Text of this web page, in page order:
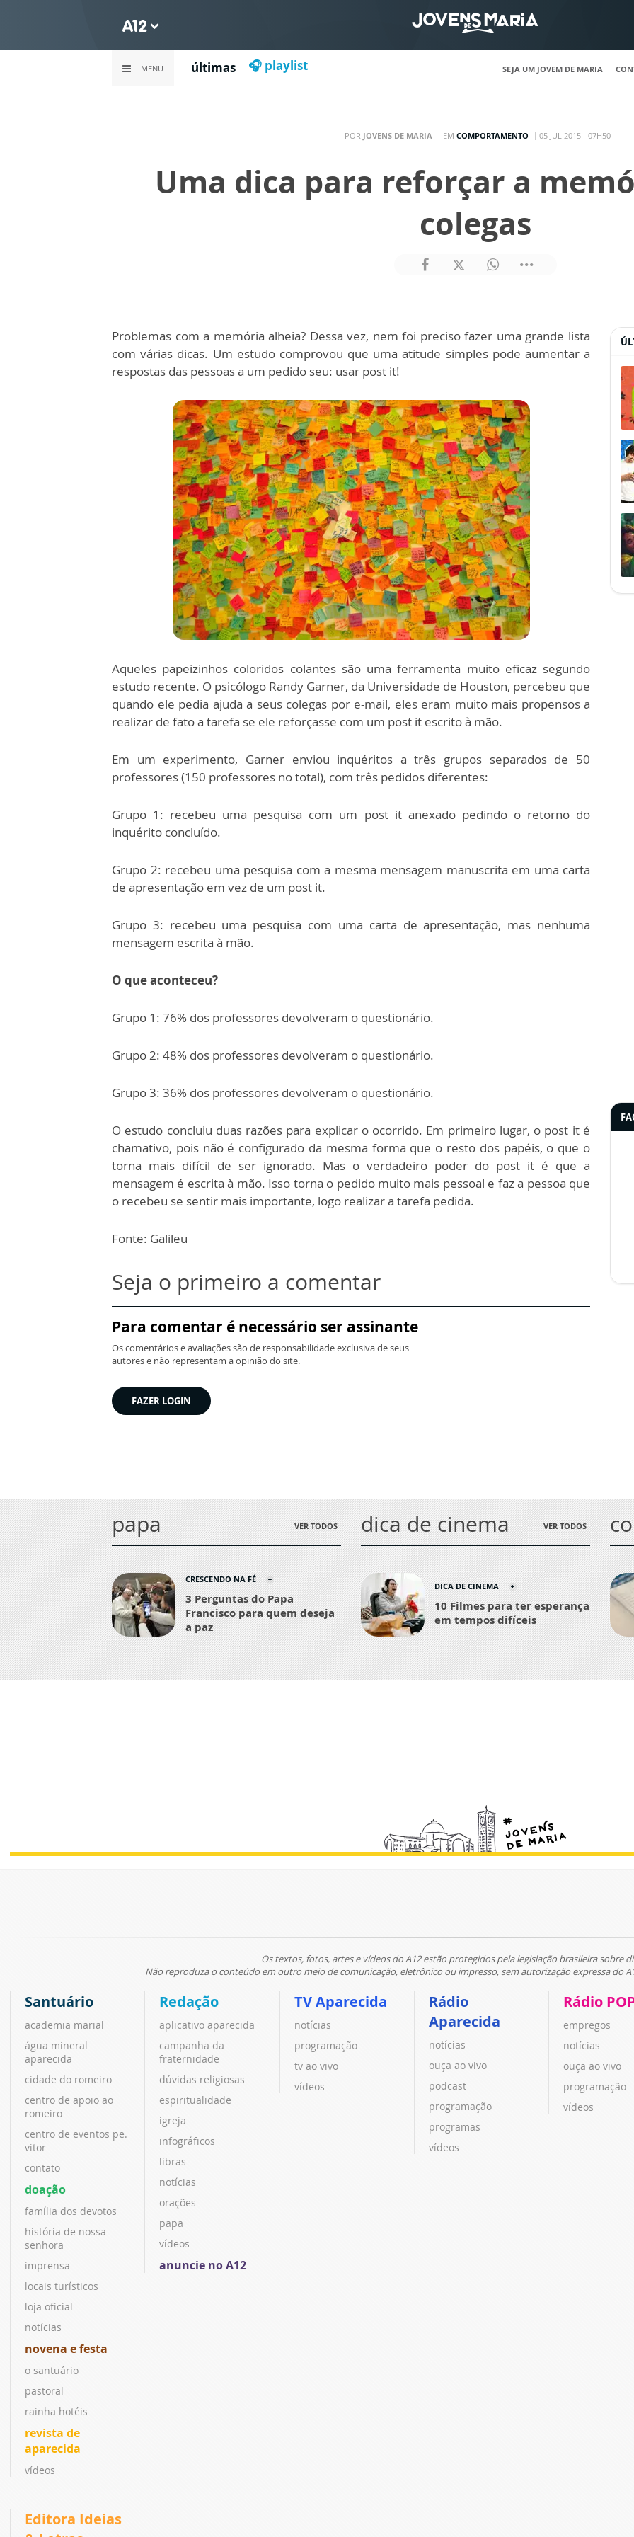
MENU últimas 🎧 playlist SEJA UM JOVEM DE MARIA
POR JOVENS DE MARIA EM COMPORTAMENTO 05 JUL 2015 - 07H50
Uma dica para reforçar a
colegas
Problemas com a memória alheia? Dessa vez, nem foi preciso fazer uma grande lista
com várias dicas. Um estudo comprovou que uma atitude simples pode aumentar a
respostas das pessoas a um pedido seu: usar post it!
Aqueles papeizinhos coloridos colantes são uma ferramenta muito eficaz segundo
estudo recente. O psicólogo Randy Garner, da Universidade de Houston, percebeu que
quando ele pedia ajuda a seus colegas por e-mail, eles eram muito mais propensos a
realizar de fato a tarefa se ele reforçasse com um post it escrito à mão.
Em um experimento, Garner enviou inquéritos a três grupos separados de 50
professores (150 professores no total), com três pedidos diferentes:
Grupo 1: recebeu uma pesquisa com um post it anexado pedindo o retorno do
inquérito concluído.
Grupo 2: recebeu uma pesquisa com a mesma mensagem manuscrita em uma carta
de apresentação em vez de um post it.
Grupo 3: recebeu uma pesquisa com uma carta de apresentação, mas nenhuma
mensagem escrita à mão.
O que aconteceu?
Grupo 1: 76% dos professores devolveram o questionário.
Grupo 2: 48% dos professores devolveram o questionário.
Grupo 3: 36% dos professores devolveram o questionário.
O estudo concluiu duas razões para explicar o ocorrido. Em primeiro lugar, o post it é
chamativo, pois não é configurado da mesma forma que o resto dos papéis, o que o
torna mais difícil de ser ignorado. Mas o verdadeiro poder do post it é que a
mensagem é escrita à mão. Isso torna o pedido muito mais pessoal e faz a pessoa que
o recebeu se sentir mais importante, logo realizar a tarefa pedida.
Fonte: Galileu
Seja o primeiro a comentar
Para comentar é necessário ser assinante
Os comentários e avaliações são de responsabilidade exclusiva de seus
autores e não representam a opinião do site.
FAZER LOGIN
papa VER TODOS
CRESCENDO NA FÉ
3 Perguntas do Papa
Francisco para quem deseja
a paz
dica de cinema VER TODOS
DICA DE CINEMA
10 Filmes para ter esperança
em tempos difíceis
Os textos, fotos, artes e vídeos do A12 estão protegidos pela legislação brasileira sobre
Não reproduza o conteúdo em outro meio de comunicação, eletrônico ou impresso, sem autorização expressa do
Santuário
academia marial
água mineral
aparecida
cidade do romeiro
centro de apoio ao
romeiro
centro de eventos pe.
vitor
contato
doação
família dos devotos
história de nossa
senhora
imprensa
locais turísticos
loja oficial
notícias
novena e festa
o santuário
pastoral
rainha hotéis
revista de
aparecida
vídeos
Redação
aplicativo aparecida
campanha da
fraternidade
dúvidas religiosas
espiritualidade
igreja
infográficos
libras
notícias
orações
papa
vídeos
anuncie no A12
TV Aparecida
notícias
programação
tv ao vivo
vídeos
Rádio
Aparecida
notícias
ouça ao vivo
podcast
programação
programas
vídeos
Rádio
empregos
notícias
ouça ao vivo
programação
vídeos
Editora Ideias